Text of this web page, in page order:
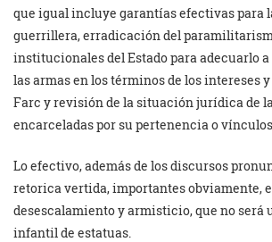
que igual incluye garantías efectivas para
guerrillera, erradicación del
institucionales del Estado para adecuarlo a
las armas en los términos de los intereses
Farc y revisión de la situación jurídica de
encarceladas por su pertenencia o
Lo efectivo, además de los discursos
retorica vertida, importantes obviamente,
desescalamiento y armisticio, que no será
infantil de estatuas.